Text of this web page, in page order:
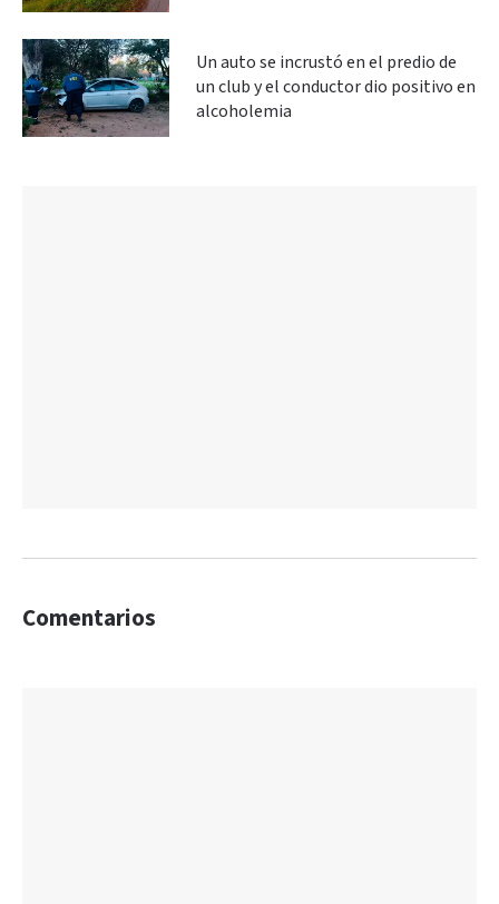
Un auto se incrustó en el predio de
un club y el conductor dio positivo en
alcoholemia
Comentarios